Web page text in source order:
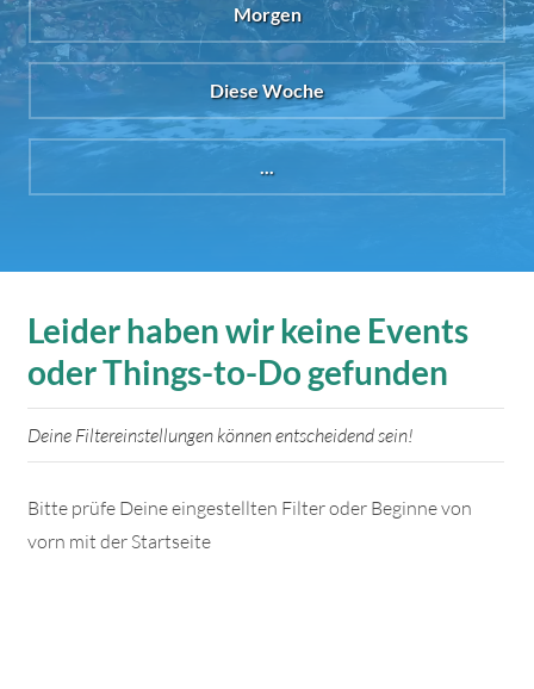
Morgen
Diese Woche
Leider haben wir keine Events
oder Things-to-Do gefunden
Deine Filtereinstellungen können entscheidend sein!
Bitte prüfe Deine eingestellten Filter oder Beginne von
vorn mit der Startseite